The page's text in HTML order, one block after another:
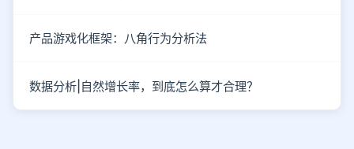
产品游戏化框架：八角行为分析法
数据分析|自然增长率，到底怎么算才合理？